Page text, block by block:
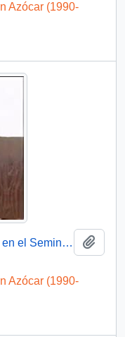
Azócar (1990-
Presidente Aylwin ofrece discurso en el Seminario La Democracia Combate la Corrupción: video
Azócar (1990-